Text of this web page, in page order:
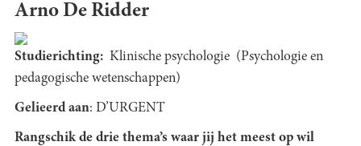
Arno De Ridder
Studierichting: Klinische psychologie (Psychologie en
pedagogische wetenschappen)
Gelieerd aan: D’URGENT
Rangschik de drie thema’s waar jij het meest op wil